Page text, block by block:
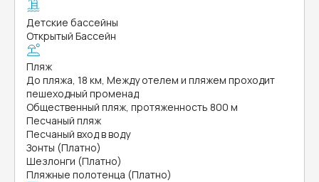
Детские бассейны
Открытый Бассейн
Пляж
До пляжа, 18 км, Между отелем и пляжем проходит
пешеходный променад
Общественный пляж, протяженность 800 м
Песчаный пляж
Песчаный вход в воду
Зонты (Платно)
Шезлонги (Платно)
Пляжные полотенца (Платно)